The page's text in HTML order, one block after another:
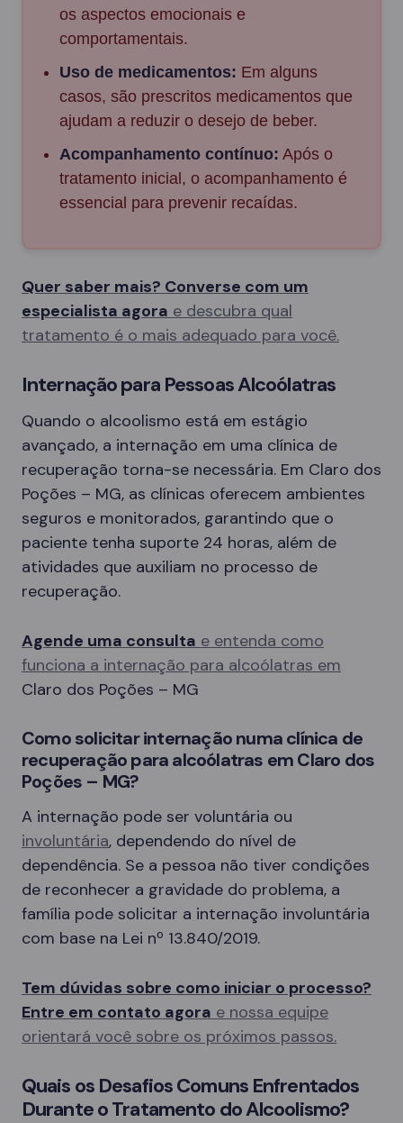
os aspectos emocionais e
comportamentais.
Uso de medicamentos: Em alguns
casos, são prescritos medicamentos que
ajudam a reduzir o desejo de beber.
Acompanhamento contínuo: Após o
tratamento inicial, o acompanhamento é
essencial para prevenir recaídas.
Quer saber mais? Converse com um
especialista agora e descubra qual
tratamento é o mais adequado para você.
Internação para Pessoas Alcoólatras
Quando o alcoolismo está em estágio
avançado, a internação em uma clínica de
recuperação torna-se necessária. Em Claro dos
Poções – MG, as clínicas oferecem ambientes
seguros e monitorados, garantindo que o
paciente tenha suporte 24 horas, além de
atividades que auxiliam no processo de
recuperação.
Agende uma consulta e entenda como
funciona a internação para alcoólatras em
Claro dos Poções – MG
Como solicitar internação numa clínica de
recuperação para alcoólatras em Claro dos
Poções – MG?
A internação pode ser voluntária ou
involuntária, dependendo do nível de
dependência. Se a pessoa não tiver condições
de reconhecer a gravidade do problema, a
família pode solicitar a internação involuntária
com base na Lei nº 13.840/2019.
Tem dúvidas sobre como iniciar o processo?
Entre em contato agora e nossa equipe
orientará você sobre os próximos passos.
Quais os Desafios Comuns Enfrentados
Durante o Tratamento do Alcoolismo?